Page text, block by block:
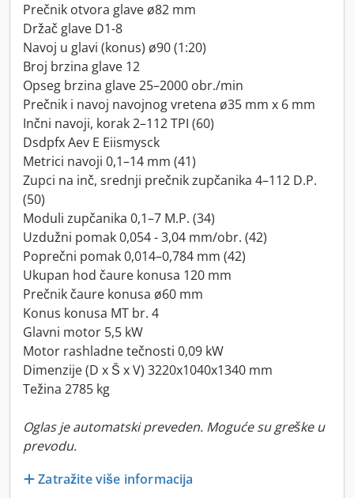
Prečnik otvora glave ø82 mm
Držač glave D1-8
Navoj u glavi (konus) ø90 (1:20)
Broj brzina glave 12
Opseg brzina glave 25–2000 obr./min
Prečnik i navoj navojnog vretena ø35 mm x 6 mm
Inčni navoji, korak 2–112 TPI (60)
Dsdpfx Aev E Eiismysck
Metrici navoji 0,1–14 mm (41)
Zupci na inč, srednji prečnik zupčanika 4–112 D.P.
(50)
Moduli zupčanika 0,1–7 M.P. (34)
Uzdužni pomak 0,054 - 3,04 mm/obr. (42)
Poprečni pomak 0,014–0,784 mm (42)
Ukupan hod čaure konusa 120 mm
Prečnik čaure konusa ø60 mm
Konus konusa MT br. 4
Glavni motor 5,5 kW
Motor rashladne tečnosti 0,09 kW
Dimenzije (D x Š x V) 3220x1040x1340 mm
Težina 2785 kg
Oglas je automatski preveden. Moguće su greške u
prevodu.
Zatražite više informacija